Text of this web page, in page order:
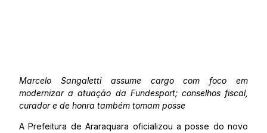
Marcelo Sangaletti assume cargo com foco em
modernizar a atuação da Fundesport; conselhos fiscal,
curador e de honra também tomam posse
A Prefeitura de Araraquara oficializou a posse do novo